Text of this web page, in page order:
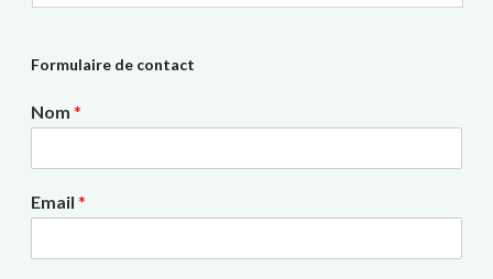
Formulaire de contact
Nom *
Email *